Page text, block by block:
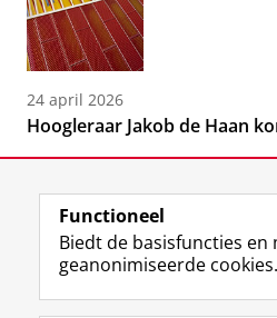
24 april 2026
Hoogleraar Jakob de Haan
Volg de RUG
F
Functioneel
Biedt de basisfuncties en
geanonimiseerde cookies.